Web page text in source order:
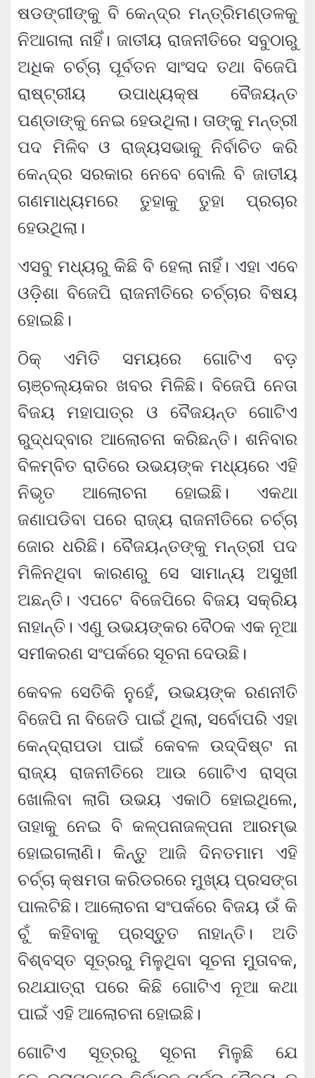
ଷଡଙ୍ଗୀଙ୍କୁ ବି କେନ୍ଦ୍ର ମନ୍ତ୍ରିମଣ୍ଡଳକୁ
ନିଆଗଲା ନାହିଁ। ଜାତୀୟ ରାଜନୀତିରେ ସବୁଠାରୁ
ଅଧିକ ଚର୍ଚ୍ଚା ପୂର୍ବତନ ସାଂସଦ ତଥା ବିଜେପି
ରାଷ୍ଟ୍ରୀୟ ଉପାଧ୍ୟକ୍ଷ ବୈଜୟନ୍ତ
ପଣ୍ଡାଙ୍କୁ ନେଇ ହେଉଥିଲା। ତାଙ୍କୁ ମନ୍ତ୍ରୀ
ପଦ ମିଳିବ ଓ ରାଜ୍ୟସଭାକୁ ନିର୍ବାଚିତ କରି
କେନ୍ଦ୍ର ସରକାର ନେବେ ବୋଲି ବି ଜାତୀୟ
ଗଣମାଧ୍ୟମରେ ତୁହାକୁ ତୁହା ପ୍ରଚାର
ହେଉଥିଲା।
ଏସବୁ ମଧ୍ୟରୁ କିଛି ବି ହେଲା ନାହିଁ। ଏହା ଏବେ
ଓଡ଼ିଶା ବିଜେପି ରାଜନୀତିରେ ଚର୍ଚ୍ଚାର ବିଷୟ
ହୋଇଛି।
ଠିକ୍ ଏମିତି ସମୟରେ ଗୋଟିଏ ବଡ଼
ଚାଞ୍ଚଲ୍ୟକର ଖବର ମିଳିଛି। ବିଜେପି ନେତା
ବିଜୟ ମହାପାତ୍ର ଓ ବୈଜୟନ୍ତ ଗୋଟିଏ
ରୁଦ୍ଧଦ୍ବାର ଆଲୋଚନା କରିଛନ୍ତି। ଶନିବାର
ବିଳମ୍ବିତ ରାତିରେ ଉଭୟଙ୍କ ମଧ୍ୟରେ ଏହି
ନିଭୃତ ଆଲୋଚନା ହୋଇଛି। ଏକଥା
ଜଣାପଡିବା ପରେ ରାଜ୍ୟ ରାଜନୀତିରେ ଚର୍ଚ୍ଚା
ଜୋର ଧରିଛି। ବୈଜୟନ୍ତଙ୍କୁ ମନ୍ତ୍ରୀ ପଦ
ମିଳିନଥିବା କାରଣରୁ ସେ ସାମାନ୍ୟ ଅସୁଖୀ
ଅଛନ୍ତି। ଏପଟେ ବିଜେପିରେ ବିଜୟ ସକ୍ରିୟ
ନାହାନ୍ତି। ଏଣୁ ଉଭୟଙ୍କର ବୈଠକ ଏକ ନୂଆ
ସମୀକରଣ ସଂପର୍କରେ ସୂଚନା ଦେଉଛି।
କେବଳ ସେତିକି ନୁହେଁ, ଉଭୟଙ୍କ ରଣନୀତି
ବିଜେପି ନା ବିଜେଡି ପାଇଁ ଥିଲା, ସର୍ବୋପରି ଏହା
କେନ୍ଦ୍ରାପଡା ପାଇଁ କେବଳ ଉଦ୍ଦିଷ୍ଟ ନା
ରାଜ୍ୟ ରାଜନୀତିରେ ଆଉ ଗୋଟିଏ ରାସ୍ତା
ଖୋଲିବା ଲାଗି ଉଭୟ ଏକାଠି ହୋଇଥିଲେ,
ତାହାକୁ ନେଇ ବି କଳ୍ପନାଜଳ୍ପନା ଆରମ୍ଭ
ହୋଇଗଲାଣି। କିନ୍ତୁ ଆଜି ଦିନତମାମ ଏହି
ଚର୍ଚ୍ଚା କ୍ଷମତା କରିଡରରେ ମୁଖ୍ୟ ପ୍ରସଙ୍ଗ
ପାଲଟିଛି। ଆଲୋଚନା ସଂପର୍କରେ ବିଜୟ ଉଁ କି
ଚୁଁ କହିବାକୁ ପ୍ରସ୍ତୁତ ନାହାନ୍ତି। ଅତି
ବିଶ୍ବସ୍ତ ସୂତ୍ରରୁ ମିଳୁଥିବା ସୂଚନା ମୁତାବକ,
ରଥଯାତ୍ରା ପରେ କିଛି ଗୋଟିଏ ନୂଆ କଥା
ପାଇଁ ଏହି ଆଲୋଚନା ହୋଇଛି।
ଗୋଟିଏ ସୂତ୍ରରୁ ସୂଚନା ମିଳୁଛି ଯେ